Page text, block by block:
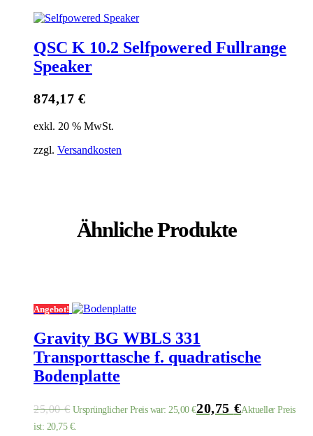
QSC K 10.2 Selfpowered Fullrange
Speaker
874,17€
exkl. 20 % MwSt.
zzgl. Versandkosten
Ähnliche Produkte
Angebot!
Gravity BG WBLS 331
Transporttasche f. quadratische
Bodenplatte
25,00€ Ursprünglicher Preis war: 25,00 €20,75 €Aktueller Preis
ist: 20,75 €.